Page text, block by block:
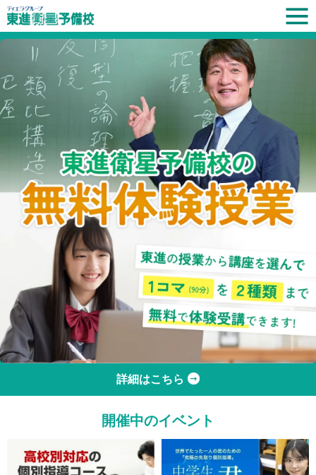
詳細はこちら
開催中のイベント